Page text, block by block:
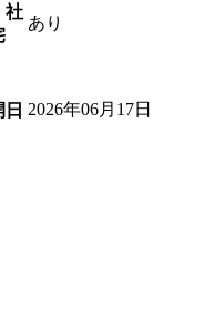
社
あり
2026年06月17日